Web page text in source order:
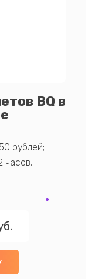
BQ в
рублей;
часов;